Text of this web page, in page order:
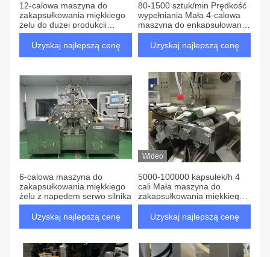
12-calowa maszyna do
zakapsułkowania miękkiego
żelu do dużej produkcji
komercyjnej
Uzyskaj najlepszą cenę
80-1500 sztuk/min Prędkość
wypełniania Mała 4-calowa
maszyna do enkapsułowania
miękkiego żelu do badań i
rozwoju Prędkość produkcji
Uzyskaj najlepszą cenę
6-calowa maszyna do
zakapsułkowania miękkiego
żelu z napędem serwo silnika
Uzyskaj najlepszą cenę
Wideo
5000-100000 kapsułek/h 4
cali Mała maszyna do
zakapsułkowania miękkiego
żelu z prędkością napełniania
4 kWUzyskaj najlepszą cenę